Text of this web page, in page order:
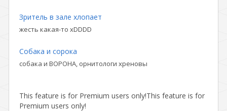
Зритель в зале хлопает
жесть какая-то xDDDD
Собака и сорока
собака и ВОРОНА, орнитологи хреновы
This feature is for Premium users only!This feature is for
Premium users only!